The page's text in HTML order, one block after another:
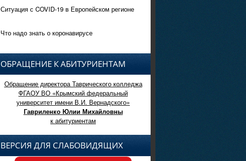
Ситуация с COVID-19 в Европейском регионе
Что надо знать о коронавирусе
ОБРАЩЕНИЕ К АБИТУРИЕНТАМ
Обращение директора Таврического колледжа
ФГАОУ ВО «Крымский федеральный
университет имени В.И. Вернадского»
Гавриленко Юлии Михайловны
к абитуриентам
ВЕРСИЯ ДЛЯ СЛАБОВИДЯЩИХ